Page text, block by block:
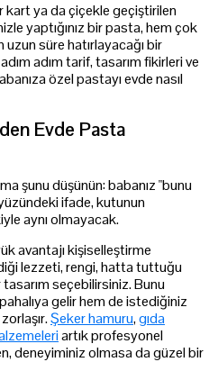
kart ya da çiçekle geçiştirilen
yaptığınız bir pasta, hem çok
uzun süre hatırlayacağı bir
adım tarif, tasarım fikirleri ve
özel pastayı evde nasıl
Evde Pasta
şunu düşünün: babanız "bunu
ifade, kutunun
aynı olmayacak.
avantajı kişiselleştirme
lezzeti, rengi, hatta tuttuğu
tasarım seçebilirsiniz. Bunu
gelir hem de istediğiniz
Şeker hamuru,gıda
artık profesyonel
deneyiminiz olmasa da güzel bir